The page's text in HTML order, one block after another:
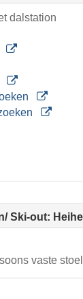
dalstation
Ski-out:
vaste